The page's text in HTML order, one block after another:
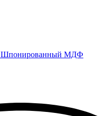
Шпонированный МДФ